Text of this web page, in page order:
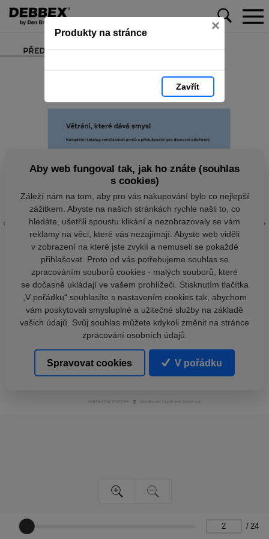
Produkty na stránce ×
Zavřít
/ 24
Aby web fungoval tak, jak ho znáte (souhlas
s cookies)
Záleží nám na tom, aby pro vás nakupování bylo co nejlepší
zážitkem. Abyste na našich stránkách rychle našli to, co
hledáte, ušetřili spoustu klikání a nezobrazovaly se vám
reklamy na věci, které vás nezajímají. Abyste web viděli
v zobrazení na které jste zvyklí a nemuseli se pokaždé
přihlašovat. Proto od vás potřebujeme souhlas se
zpracováním souborů cookies - malých souborů, které
se dočasně ukládají ve vašem prohlížeči. Stisknutím tlačítka
„V pořádku“ souhlasíte s nastavením cookies tak, abychom
vám poskytovali smysluplné a užitečné služby na základě
vašich údajů. Svůj souhlas můžete kdykoli změnit na stránce
zpracování osobních údajů.
Spravovat cookies V pořádku